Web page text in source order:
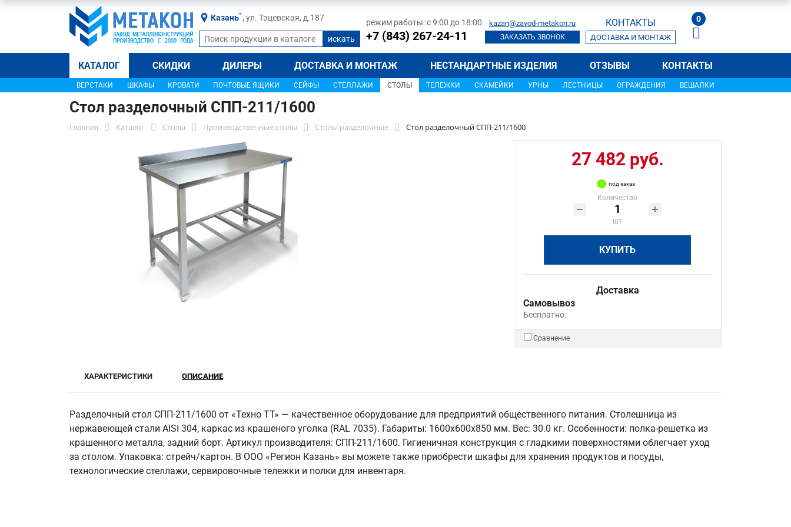
Казань , ул. Тэцевская, д.187 режим работы: с 9:00 до 18:00
+7 (843) 267-24-11
kazan@zavod-metakon.ru
ЗАКАЗАТЬ ЗВОНОК
КОНТАКТЫ
ДОСТАВКА И МОНТАЖ
0
КАТАЛОГ СКИДКИ ДИЛЕРЫ ДОСТАВКА И МОНТАЖ НЕСТАНДАРТНЫЕ ИЗДЕЛИЯ ОТЗЫВЫ КОНТАКТЫ
ВЕРСТАКИ ШКАФЫ КРОВАТИ ПОЧТОВЫЕ ЯЩИКИ СЕЙФЫ СТЕЛЛАЖИ СТОЛЫ ТЕЛЕЖКИ СКАМЕЙКИ УРНЫ ЛЕСТНИЦЫ ОГРАЖДЕНИЯ ВЕШАЛКИ
Стол разделочный СПП-211/1600
Главная Каталог Столы Производственные столы Столы разделочные Стол разделочный СПП-211/1600
27 482 руб.
под заказ
Количество
шт
КУПИТЬ
Доставка
Самовывоз
Бесплатно.
Сравнение
ХАРАКТЕРИСТИКИ ОПИСАНИЕ
Разделочный стол СПП-211/1600 от «Техно ТТ» — качественное оборудование для предприятий общественного питания. Столешница из
нержавеющей стали AISI 304, каркас из крашеного уголка (RAL 7035). Габариты: 1600x600x850 мм. Вес: 30.0 кг. Особенности: полка-решетка из
крашенного металла, задний борт. Артикул производителя: СПП-211/1600. Гигиеничная конструкция с гладкими поверхностями облегчает уход
за столом. Упаковка: стрейч/картон. В ООО «Регион Казань» вы можете также приобрести шкафы для хранения продуктов и посуды,
технологические стеллажи, сервировочные тележки и полки для инвентаря.